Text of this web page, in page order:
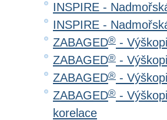
INSPIRE -
INSPIRE -
ZABAGED® -
ZABAGED® -
ZABAGED® -
ZABAGED® -
korelace